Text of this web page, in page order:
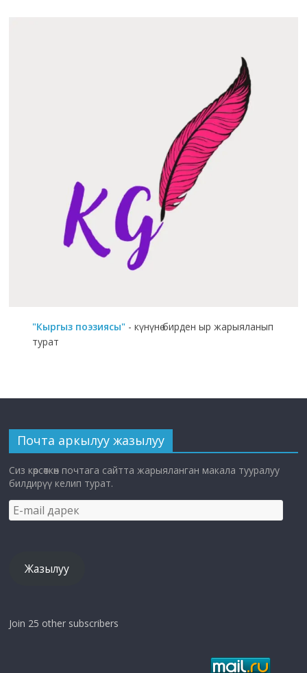
"Кыргыз поэзиясы" - күнүнө бирден ыр жарыяланып
турат
Почта аркылуу жазылуу
Сиз көрсөткөн почтага сайтта жарыяланган макала тууралуу
билдирүү келип турат.
E-
mail
Жазылуу
Join 25 other subscribers